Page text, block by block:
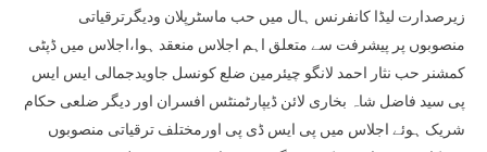
زیرصدارت لیڈا کانفرنس ہال میں حب ماسٹرپلان ودیگرترقیاتی
منصوبوں پر پیشرفت سے متعلق اہم اجلاس منعقد ہوا،اجلاس میں ڈپٹی
کمشنر حب نثار احمد لانگو چیئرمین ضلع کونسل جاویدجمالی ایس ایس
پی سید فاضل شاہ بخاری لائن ڈیپارٹمنٹس افسران اور دیگر ضلعی حکام
شریک ہوئے اجلاس میں پی ایس ڈی پی اورمختلف ترقیاتی منصوبوں